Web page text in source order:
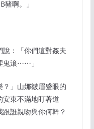
豬啊。」
：「你們這對姦夫
鬼滾⋯⋯」
？」山娜皺眉蹙眼的
東不滿地盯著道
誰親吻與你何幹？